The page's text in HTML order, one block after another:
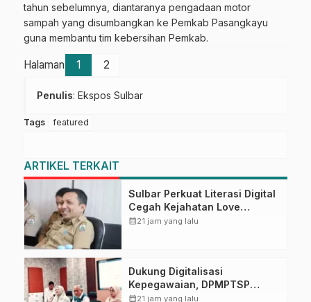
tahun sebelumnya, diantaranya pengadaan motor
sampah yang disumbangkan ke Pemkab Pasangkayu
guna membantu tim kebersihan Pemkab.
Halaman 1 2
Penulis: Ekspos Sulbar
Tags featured
ARTIKEL TERKAIT
Sulbar Perkuat Literasi Digital
Cegah Kejahatan Love
Scamming
calendar_month21 jam yang lalu
Dukung Digitalisasi
Kepegawaian, DPMPTSP
Sulbar Siap Terapkan Aplikasi
calendar_month21 jam yang lalu